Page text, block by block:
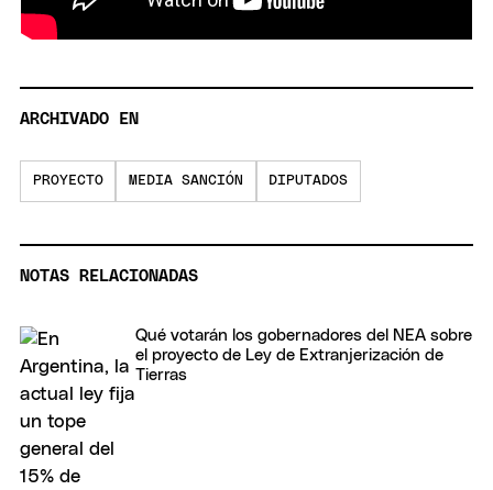
ARCHIVADO EN
PROYECTO MEDIA SANCIÓN DIPUTADOS
NOTAS RELACIONADAS
Qué votarán los gobernadores del NEA sobre
el proyecto de Ley de Extranjerización de
Tierras